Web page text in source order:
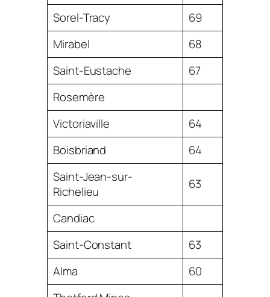
Sorel-Tracy
69
Mirabel
68
Saint-Eustache
67
Rosemère
Victoriaville
64
Boisbriand
64
Saint-Jean-sur-
Richelieu
63
Candiac
Saint-Constant
63
Alma
60